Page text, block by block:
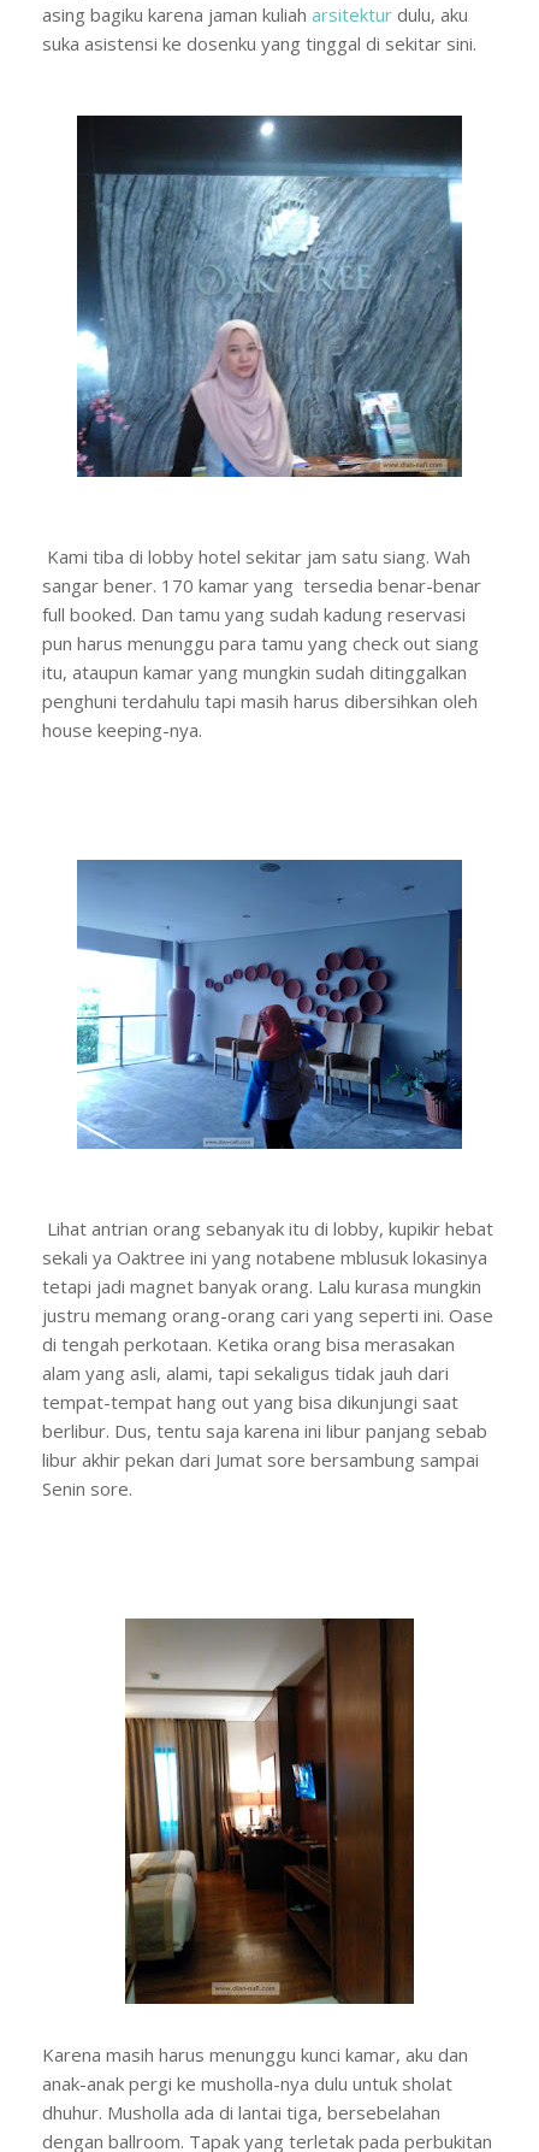
asing bagiku karena jaman kuliah arsitektur dulu, aku
suka asistensi ke dosenku yang tinggal di sekitar sini.
Kami tiba di lobby hotel sekitar jam satu siang. Wah
sangar bener. 170 kamar yang tersedia benar-benar
full booked. Dan tamu yang sudah kadung reservasi
pun harus menunggu para tamu yang check out siang
itu, ataupun kamar yang mungkin sudah ditinggalkan
penghuni terdahulu tapi masih harus dibersihkan oleh
house keeping-nya.
Lihat antrian orang sebanyak itu di lobby, kupikir hebat
sekali ya Oaktree ini yang notabene mblusuk lokasinya
tetapi jadi magnet banyak orang. Lalu kurasa mungkin
justru memang orang-orang cari yang seperti ini. Oase
di tengah perkotaan. Ketika orang bisa merasakan
alam yang asli, alami, tapi sekaligus tidak jauh dari
tempat-tempat hang out yang bisa dikunjungi saat
berlibur. Dus, tentu saja karena ini libur panjang sebab
libur akhir pekan dari Jumat sore bersambung sampai
Senin sore.
Karena masih harus menunggu kunci kamar, aku dan
anak-anak pergi ke musholla-nya dulu untuk sholat
dhuhur. Musholla ada di lantai tiga, bersebelahan
dengan ballroom. Tapak yang terletak pada perbukitan